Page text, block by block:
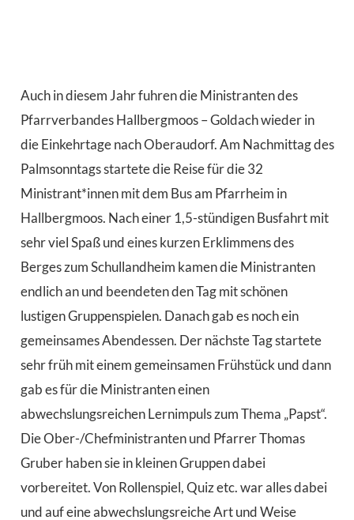
Auch in diesem Jahr fuhren die Ministranten des
Pfarrverbandes Hallbergmoos – Goldach wieder in
die Einkehrtage nach Oberaudorf. Am Nachmittag des
Palmsonntags startete die Reise für die 32
Ministrant*innen mit dem Bus am Pfarrheim in
Hallbergmoos. Nach einer 1,5-stündigen Busfahrt mit
sehr viel Spaß und eines kurzen Erklimmens des
Berges zum Schullandheim kamen die Ministranten
endlich an und beendeten den Tag mit schönen
lustigen Gruppenspielen. Danach gab es noch ein
gemeinsames Abendessen. Der nächste Tag startete
sehr früh mit einem gemeinsamen Frühstück und dann
gab es für die Ministranten einen
abwechslungsreichen Lernimpuls zum Thema „Papst“.
Die Ober-/Chefministranten und Pfarrer Thomas
Gruber haben sie in kleinen Gruppen dabei
vorbereitet. Von Rollenspiel, Quiz etc. war alles dabei
und auf eine abwechslungsreiche Art und Weise